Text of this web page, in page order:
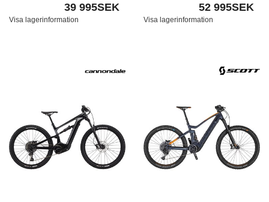
39 995SEK
Visa lagerinformation
52 995SEK
Visa lagerinformation